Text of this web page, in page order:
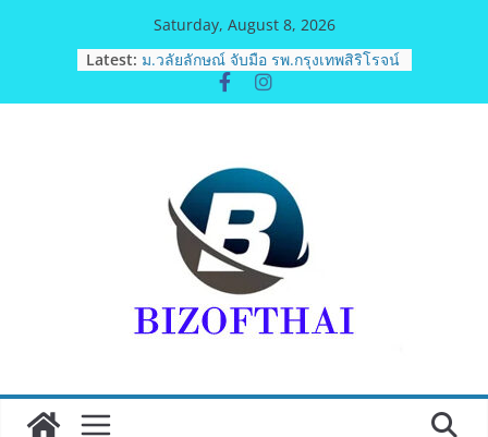
Saturday, August 8, 2026
Latest: ม.วลัยลักษณ์ จับมือ รพ.กรุงเทพสิริโรจน์
ยกระดับสารสนเทศการแพทย์-
เวชศาสตร์ป้องกัน สู่ศูนย์กลางภาคใต้
ประชาชน ครั้งที่ 2 โครงการรถไฟฟ้า
สายสีแดงเข้ม “วงเวียนใหญ่–มหาชัย”
เดินหน้าพัฒนาโครงการบนพื้นฐานข้อ
เท็จจริงและการมีส่วนร่วม
เจบีซี มวยอาชีพแห่งญี่ปุ่น พร้อม
สนับสนุนนักมวยชาวไทย “เสี่ยนริส”แนะ
เพิ่มไฟท์แฟ็กซ์ เว็บรับรองสถิติมวย หลัง
บล็อกเล็ก ผิดพลาด
ททท. เดินหน้ารุกตลาด Corporate